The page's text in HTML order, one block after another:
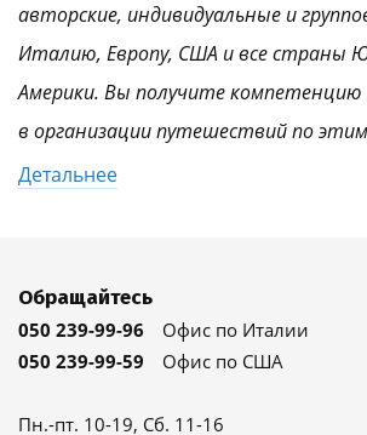
авторские, индивидуальные и
Италию, Европу, США и все страны
Америки. Вы получите
в организации путешествий по
Детальнее
Обращайтесь
050 239-99-96
Офис по Италии
050 239-99-59
Офис по США
Пн.-пт. 10-19, Сб. 11-16